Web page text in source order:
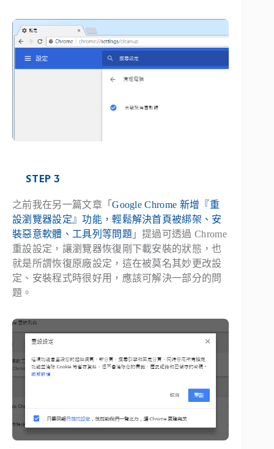
STEP 3
之前我在另一篇文章「Google Chrome 新增『重
設瀏覽器設定』功能，輕鬆解決首頁被綁架、安
裝惡意軟體、工具列等問題 」提過可透過 Chrome
重設設定，讓瀏覽器恢復剛下載安裝的狀態，也
就是所謂恢復原廠設定，這在被莫名其妙更改設
定、安裝程式時很好用，應該可解決一部分的問
題。